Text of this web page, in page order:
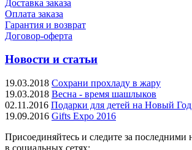
Доставка заказа
Оплата заказа
Гарантия и возврат
Договор-оферта
Новости и статьи
19.03.2018 Сохрани прохладу в жару
19.03.2018 Весна - время шашлыков
02.11.2016 Подарки для детей на Новый Год
19.09.2016 Gifts Expo 2016
Присоединяйтесь и следите за последними
в социальных сетях: